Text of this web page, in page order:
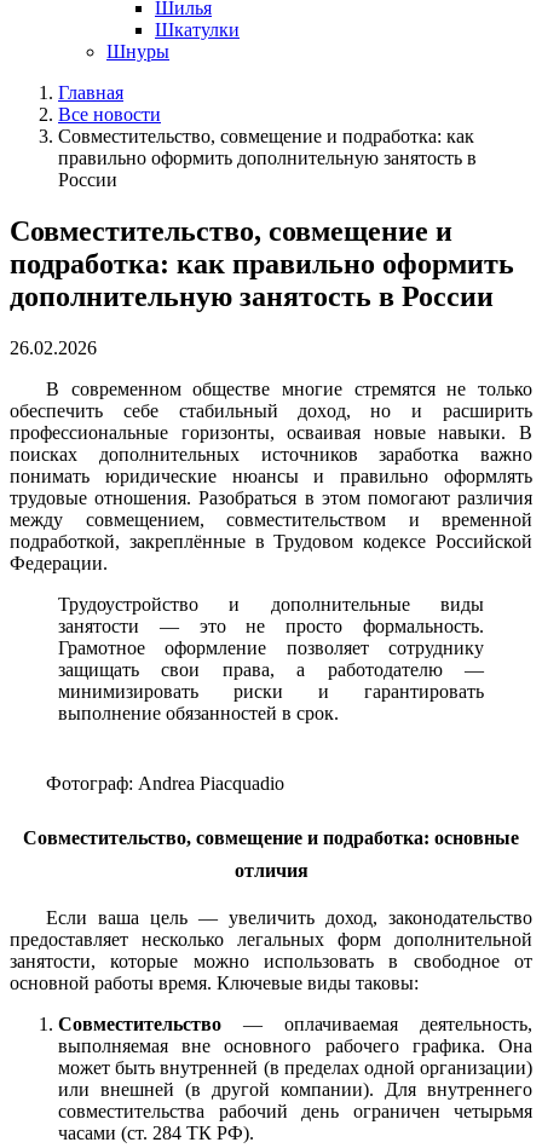
Шилья
Шкатулки
Шнуры
Главная
Все новости
Совместительство, совмещение и подработка: как
правильно оформить дополнительную занятость в
России
Совместительство, совмещение и
подработка: как правильно оформить
дополнительную занятость в России
26.02.2026
В современном обществе многие стремятся не только
обеспечить себе стабильный доход, но и расширить
профессиональные горизонты, осваивая новые навыки. В
поисках дополнительных источников заработка важно
понимать юридические нюансы и правильно оформлять
трудовые отношения. Разобраться в этом помогают различия
между совмещением, совместительством и временной
подработкой, закреплённые в Трудовом кодексе Российской
Федерации.
Трудоустройство и дополнительные виды
занятости — это не просто формальность.
Грамотное оформление позволяет сотруднику
защищать свои права, а работодателю —
минимизировать риски и гарантировать
выполнение обязанностей в срок.
Фотограф: Andrea Piacquadio
Совместительство, совмещение и подработка: основные
отличия
Если ваша цель — увеличить доход, законодательство
предоставляет несколько легальных форм дополнительной
занятости, которые можно использовать в свободное от
основной работы время. Ключевые виды таковы:
Совместительство — оплачиваемая деятельность,
выполняемая вне основного рабочего графика. Она
может быть внутренней (в пределах одной организации)
или внешней (в другой компании). Для внутреннего
совместительства рабочий день ограничен четырьмя
часами (ст. 284 ТК РФ).